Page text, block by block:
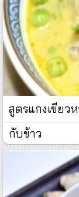
สูตรแกงเขียว
กับข้าว